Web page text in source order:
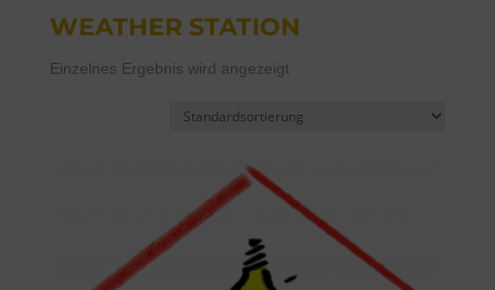
WEATHER STATION
Einzelnes Ergebnis wird angezeigt